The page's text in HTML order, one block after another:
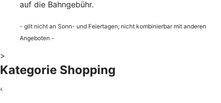
auf die Bahngebühr.
- gilt nicht an Sonn- und Feiertagen; nicht kombinierbar mit anderen
Angeboten -
>
Kategorie Shopping
‹